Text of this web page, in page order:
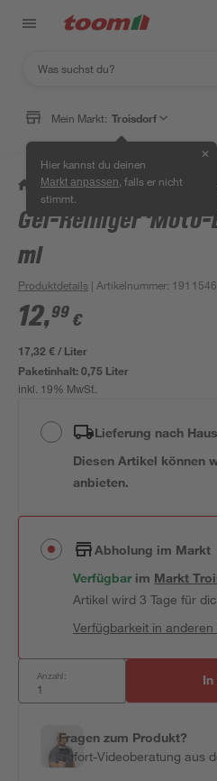
Mein Markt: Troisdorf
Hier kannst du deinen
Markt anpassen , falls er nicht
stimmt.
✕
/ Garten & Freizeit / Auto &
Gel-Reiniger 'Moto-
ml
Produktdetails | Artikelnummer: 1911546
12,99 €
17,32 € / Liter
Paketinhalt:0,75 Liter
inkl. 19% MwSt.
Lieferung nach
Diesen Artikel können
anbieten.
Abholung im Markt
Verfügbar im Markt
Artikel wird 3 Tage für
Verfügbarkeit in
Anzahl: In
Fragen zum Produkt?
Sofort-Videoberatung aus